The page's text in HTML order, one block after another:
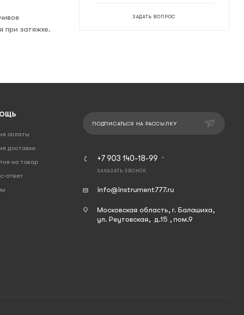
при затяжке.
ЗАДАТЬ ВОПРОС
оплаты
доставки
на товар
ответ
ПОДПИСАТЬСЯ НА РАССЫЛКУ
+7 903 140-18-99
ЗАКАЗАТЬ ЗВОНОК
info@instrument777.ru
Московская область, г. Балашиха,
ул. Реутовская, д.15 , пом.9